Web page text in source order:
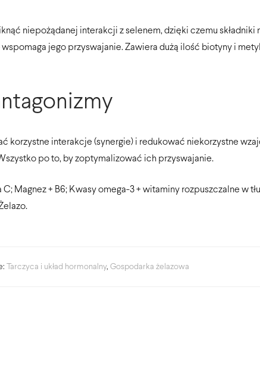
niepożądanej interakcji z selenem, dzięki czemu składniki
jego przyswajanie. Zawiera dużą ilość biotyny i
korzystne interakcje (synergie) i redukować niekorzystne
po to, by zoptymalizować ich przyswajanie.
Magnez + B6; Kwasy omega-3 + witaminy rozpuszczalne w
Tarczyca i układ hormonalny, Gospodarka żelazowa